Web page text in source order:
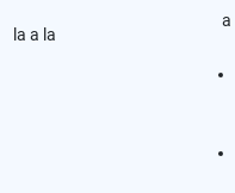
la a la
a